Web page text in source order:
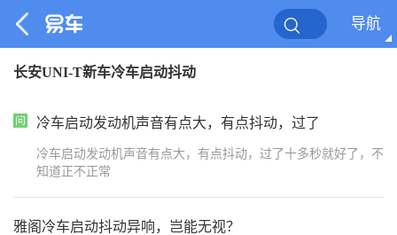
导航
长安UNI-T新车冷车启动抖动
冷车启动发动机声音有点大，有点抖动，过了
冷车启动发动机声音有点大，有点抖动，过了十多秒就好了，不
知道正不正常
雅阁冷车启动抖动异响，岂能无视？